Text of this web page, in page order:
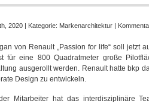
2020 | Kategorie: Markenarchitektur |
von Renault „Passion for life“ soll jetzt
für eine 800 Quadratmeter große
ausgerollt werden. Renault hatte bkp
Design zu entwickeln.
Mitarbeiter hat das interdisziplinäre